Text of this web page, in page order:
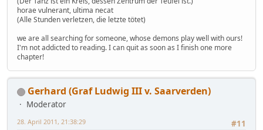
horae vulnerant, ultima necat
(Alle Stunden verletzen, die letzte tötet)
we are all searching for someone, whose demons play well with ours!
I'm not addicted to reading. I can quit as soon as I finish one more
chapter!
Gerhard (Graf Ludwig III v. Saarverden)
Moderator
#11
28. April 2011, 21:38:29